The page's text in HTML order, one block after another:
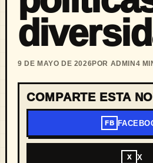
9 DE MAYO DE 2026POR ADMIN 4
COMPARTE ESTA
FB
X X